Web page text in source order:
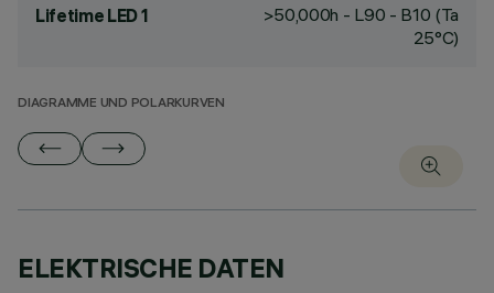
Lifetime LED 1
>50,000h - L90 - B10 (Ta
25°C)
DIAGRAMME UND POLARKURVEN
ELEKTRISCHE DATEN